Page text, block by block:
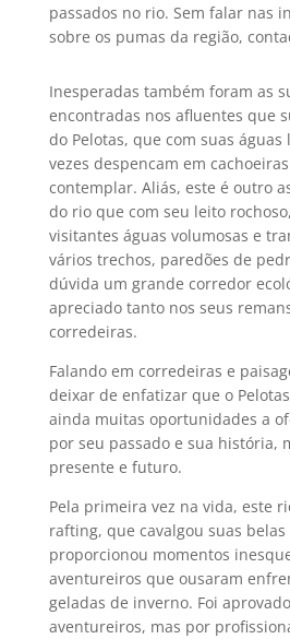
passados no rio. Sem falar nas
sobre os pumas da região,
Inesperadas também foram as
encontradas nos afluentes que
do Pelotas, que com suas
vezes despencam em
contemplar. Aliás, este é outro
do rio que com seu leito
visitantes águas volumosas e
vários trechos, paredões de
dúvida um grande corredor
apreciado tanto nos seus
corredeiras.
Falando em corredeiras e
deixar de enfatizar que o
ainda muitas oportunidades a
por seu passado e sua história,
presente e futuro.
Pela primeira vez na vida, este
rafting, que cavalgou suas
proporcionou momentos
aventureiros que ousaram
geladas de inverno. Foi
aventureiros, mas por